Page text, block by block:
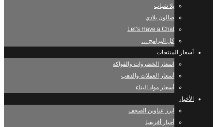
يلا شباب
صالون بلادي
Let’s Have a Chat
كل البرامج …
أسعار المنتجات
اسعار الخضروات والفواكة
أسعار العملات والذهب
أسعار مواد البناء
الأخبار
ابرز عناوين الصحف
أخبار أفريقيا